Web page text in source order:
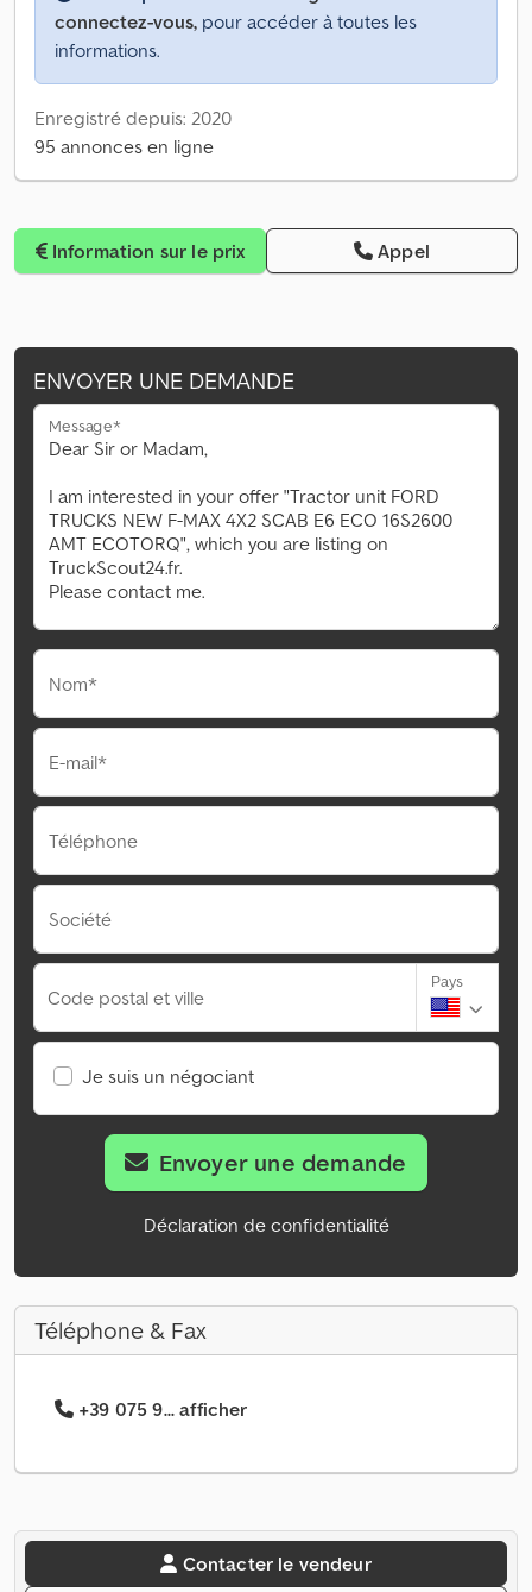
connectez-vous, pour accéder à toutes les
informations.
Enregistré depuis: 2020
95 annonces en ligne
Information sur le prix Appel
ENVOYER UNE DEMANDE
Message*
Nom*
E-mail*
Téléphone
Société
Code postal et ville
Pays
Je suis un négociant
Envoyer une demande
Déclaration de confidentialité
Téléphone & Fax
+39 075 9... afficher
Contacter le vendeur